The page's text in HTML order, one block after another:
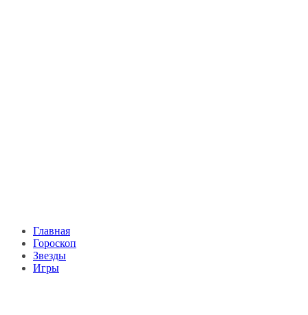
Главная
Гороскоп
Звезды
Игры